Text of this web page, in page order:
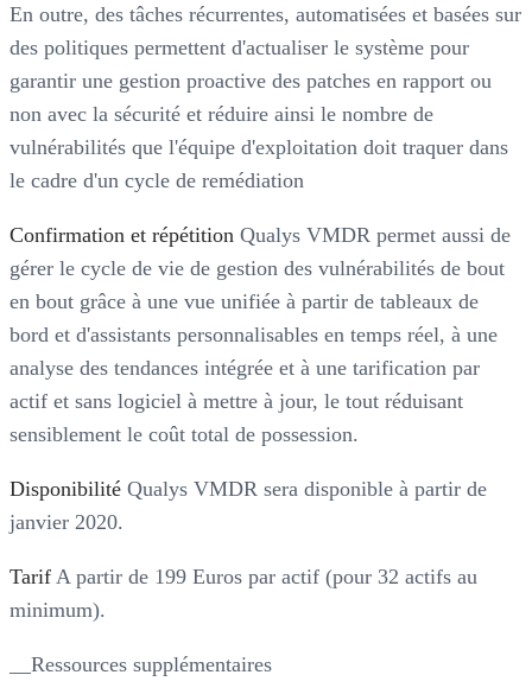
En outre, des tâches récurrentes, automatisées et basées sur
des politiques permettent d'actualiser le système pour
garantir une gestion proactive des patches en rapport ou
non avec la sécurité et réduire ainsi le nombre de
vulnérabilités que l'équipe d'exploitation doit traquer dans
le cadre d'un cycle de remédiation
Confirmation et répétition Qualys VMDR permet aussi de
gérer le cycle de vie de gestion des vulnérabilités de bout
en bout grâce à une vue unifiée à partir de tableaux de
bord et d'assistants personnalisables en temps réel, à une
analyse des tendances intégrée et à une tarification par
actif et sans logiciel à mettre à jour, le tout réduisant
sensiblement le coût total de possession.
Disponibilité Qualys VMDR sera disponible à partir de
janvier 2020.
Tarif A partir de 199 Euros par actif (pour 32 actifs au
minimum).
__Ressources supplémentaires